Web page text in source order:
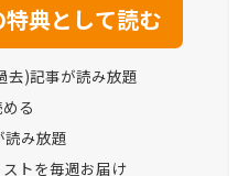
去)記事が読み放題
る
み放題
トを毎週お届け